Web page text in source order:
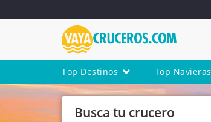
Top Destinos Top Navieras
Busca tu crucero